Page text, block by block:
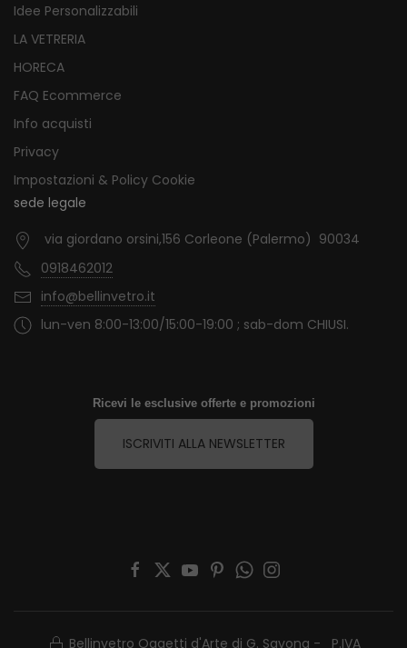
Idee Personalizzabili
LA VETRERIA
HORECA
FAQ Ecommerce
Info acquisti
Privacy
Impostazioni & Policy Cookie
sede legale
via giordano orsini,156 Corleone (Palermo) 90034
0918462012
info@bellinvetro.it
lun-ven 8:00-13:00/15:00-19:00 ; sab-dom CHIUSI.
Ricevi le esclusive offerte e promozioni
ISCRIVITI ALLA NEWSLETTER
Bellinvetro Oggetti d'Arte di G. Savona - P.IVA